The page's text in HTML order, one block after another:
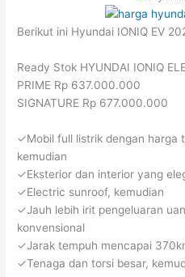
Berikut ini Hyundai IONIQ EV
Ready Stok HYUNDAI IONIQ
PRIME Rp 637.000.000
SIGNATURE Rp 677.000.000
✓Mobil full listrik dengan harga
kemudian
✓Eksterior dan interior yang
✓Electric sunroof, kemudian
✓Jauh lebih irit pengeluaran
konvensional
✓Jarak tempuh mencapai
✓Tenaga dan torsi besar,